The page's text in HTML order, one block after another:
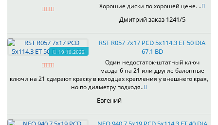
Хорошие диски по хорошей цене. ..
Дмитрий заказ 1241/5
19.10.2022
RST R057 7x17 PCD 5x114.3 ET 50 DIA
67.1 BD
Один недостаток-штатный ключ
мазда-6 на 21 или другие балонные
ключи на 21 сдирают краску в колодцах крепления у внешнего края,
но по диаметру подходя..
Евгений